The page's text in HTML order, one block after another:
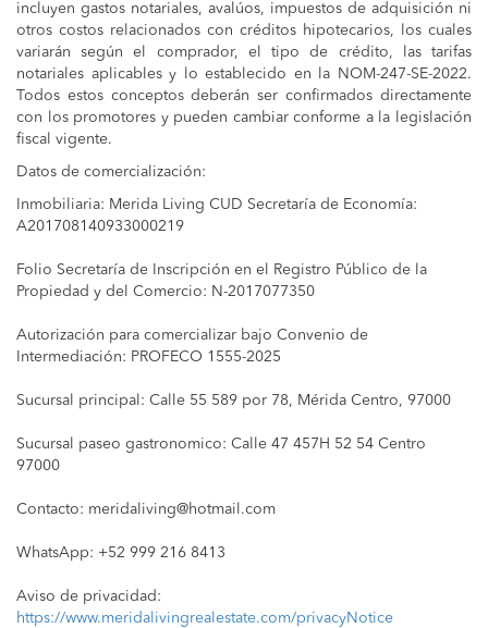
incluyen gastos notariales, avalúos, impuestos de adquisición ni
otros costos relacionados con créditos hipotecarios, los cuales
variarán según el comprador, el tipo de crédito, las tarifas
notariales aplicables y lo establecido en la NOM-247-SE-2022.
Todos estos conceptos deberán ser confirmados directamente
con los promotores y pueden cambiar conforme a la legislación
fiscal vigente.
Datos de comercialización:
Inmobiliaria: Merida Living CUD Secretaría de Economía:
A201708140933000219
Folio Secretaría de Inscripción en el Registro Público de la
Propiedad y del Comercio: N-2017077350
Autorización para comercializar bajo Convenio de
Intermediación: PROFECO 1555-2025
Sucursal principal: Calle 55 589 por 78, Mérida Centro, 97000
Sucursal paseo gastronomico: Calle 47 457H 52 54 Centro
97000
Contacto: meridaliving@hotmail.com
WhatsApp: +52 999 216 8413
Aviso de privacidad:
https://www.meridalivingrealestate.com/privacyNotice